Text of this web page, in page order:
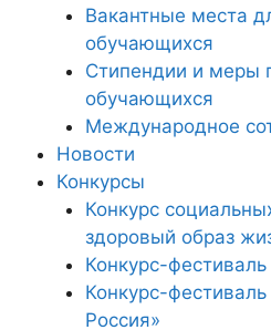
Вакантные места
обучающихся
Стипендии и меры
обучающихся
Международное
Новости
Конкурсы
Конкурс
здоровый образ
Конкурс-
Конкурс-
Россия»